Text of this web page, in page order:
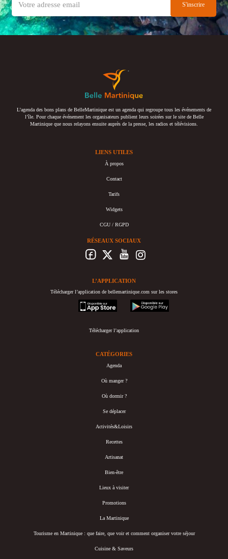
L’agenda des bons plans de BelleMartinique est un agenda qui regroupe tous les événements de
l’île. Pour chaque événement les organisateurs publient leurs soirées sur le site de Belle
Martinique que nous relayons ensuite auprès de la presse, les radios et télévisions.
LIENS UTILES
À propos
Contact
Tarifs
Widgets
CGU / RGPD
RÉSEAUX SOCIAUX
L’APPLICATION
Télécharger l’application de bellemartinique.com sur les stores
appstore
googleplay
Télécharger l’application
CATÉGORIES
Agenda
Où manger ?
Où dormir ?
Se déplacer
Activités&Loisirs
Recettes
Artisanat
Bien-être
Lieux à visiter
Promotions
La Martinique
Tourisme en Martinique : que faire, que voir et comment organiser votre séjour
Cuisine & Saveurs